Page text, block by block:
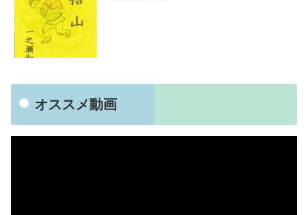
オススメ動画